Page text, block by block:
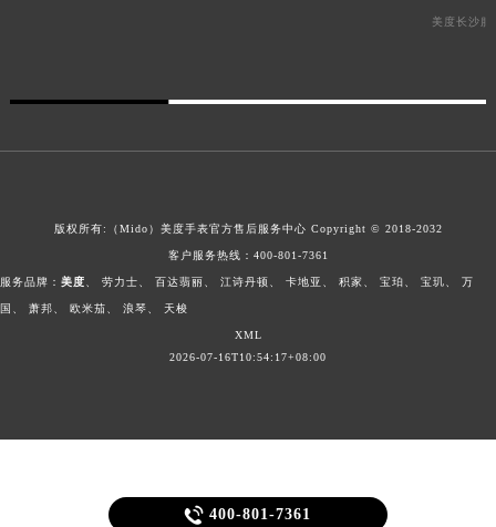
美度长沙服
版权所有:（Mido） 美度手表官方售后服务中心 Copyright © 2018-2032
客户服务热线： 400-801-7361
服务品牌： 美度 劳力士 百达翡丽 江诗丹顿 卡地亚 积家 宝珀 宝玑 万
国 萧邦 欧米茄 浪琴 天梭
XML
2026-07-16T10:54:17+08:00
 400-801-7361